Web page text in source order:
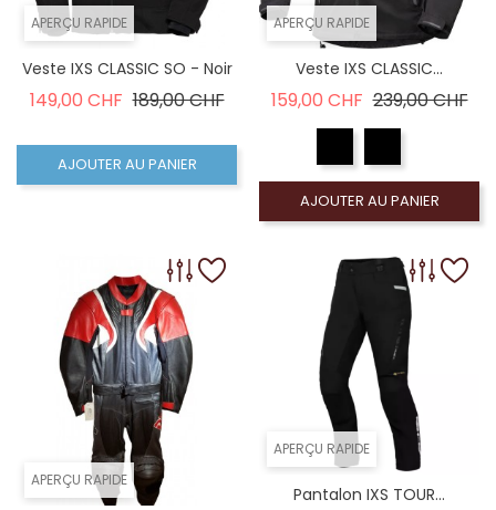
APERÇU RAPIDE
Veste IXS CLASSIC SO - Noir
149,00 CHF Prix de base
189,00 CHFPrix
AJOUTER AU PANIER
APERÇU RAPIDE
Veste IXS CLASSIC...
159,00 CHF Prix de base
239,00 CHF
AJOUTER AU PANIER
APERÇU RAPIDE
APERÇU RAPIDE
Pantalon IXS TOUR...